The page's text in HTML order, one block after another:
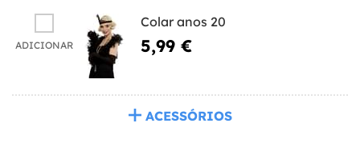
ADICIONAR
Colar anos 20
5,99 €
ACESSÓRIOS